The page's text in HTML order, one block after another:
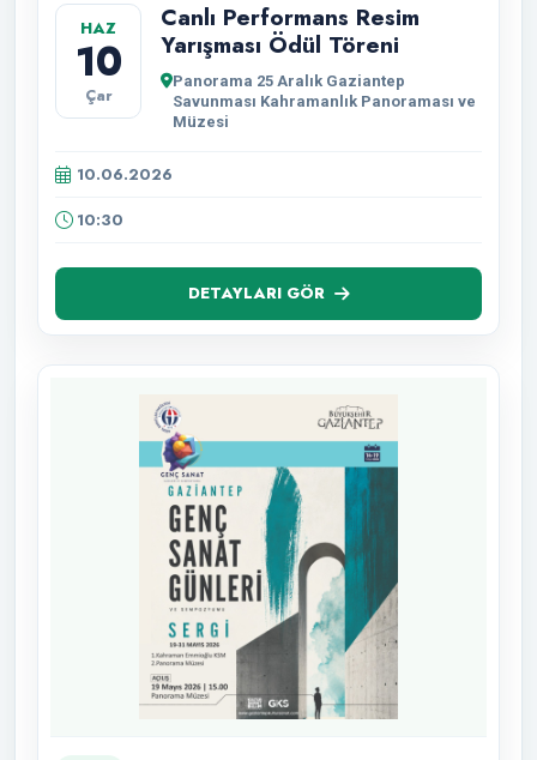
HAZ
10
Çar
Canlı Performans Resim
Yarışması Ödül Töreni
Panorama 25 Aralık Gaziantep
Savunması Kahramanlık Panoraması ve
Müzesi
10.06.2026
10:30
DETAYLARI GÖR